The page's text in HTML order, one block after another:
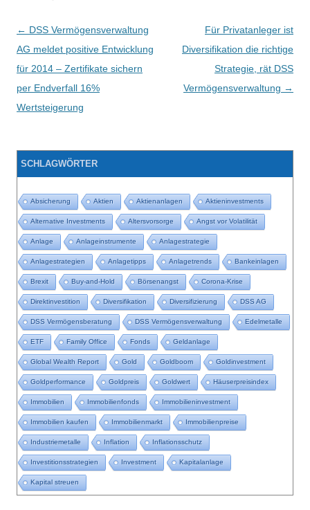
Beitragsnavigation
← DSS Vermögensverwaltung
AG meldet positive Entwicklung
für 2014 – Zertifikate sichern
per Endverfall 16%
Wertsteigerung
Für Privatanleger ist
Diversifikation die richtige
Strategie, rät DSS
Vermögensverwaltung →
SCHLAGWÖRTER
Absicherung Aktien Aktienanlagen Aktieninvestments
Alternative Investments Altersvorsorge Angst vor Volatilität
Anlage Anlageinstrumente Anlagestrategie
Anlagestrategien Anlagetipps Anlagetrends Bankeinlagen
Brexit Buy-and-Hold Börsenangst Corona-Krise
Direktinvestition Diversifikation Diversifizierung DSS AG
DSS Vermögensberatung DSS Vermögensverwaltung Edelmetalle
ETF Family Office Fonds Geldanlage
Global Wealth Report Gold Goldboom Goldinvestment
Goldperformance Goldpreis Goldwert Häuserpreisindex
Immobilien Immobilienfonds Immobilieninvestment
Immobilien kaufen Immobilienmarkt Immobilienpreise
Industriemetalle Inflation Inflationsschutz
Investitionsstrategien Investment Kapitalanlage
Kapital streuen